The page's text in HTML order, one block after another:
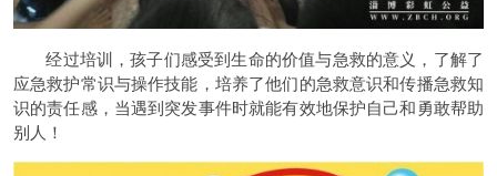
经过培训，孩子们感受到生命的价值与急救的意义，了解了
应急救护常识与操作技能，培养了他们的急救意识和传播急救知
识的责任感，当遇到突发事件时就能有效地保护自己和勇敢帮助
别人！